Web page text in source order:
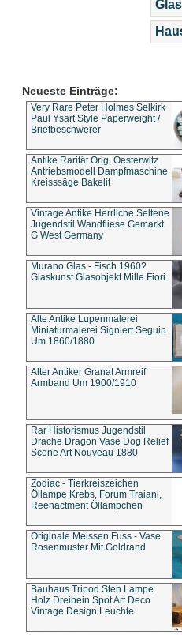
Neueste Einträge:
Very Rare Peter Holmes Selkirk
Paul Ysart Style Paperweight /
Briefbeschwerer
Antike Rarität Orig. Oesterwitz
Antriebsmodell Dampfmaschine
Kreisssäge Bakelit
Vintage Antike Herrliche Seltene
Jugendstil Wandfliese Gemarkt
G West Germany
Murano Glas - Fisch 1960?
Glaskunst Glasobjekt Mille Fiori
Alte Antike Lupenmalerei
Miniaturmalerei Signiert Seguin
Um 1860/1880
Alter Antiker Granat Armreif
Armband Um 1900/1910
Rar Historismus Jugendstil
Drache Dragon Vase Dog Relief
Scene Art Nouveau 1880
Zodiac - Tierkreiszeichen
Öllampe Krebs, Forum Traiani,
Reenactment Öllämpchen
Originale Meissen Fuss - Vase
Rosenmuster Mit Goldrand
Bauhaus Tripod Steh Lampe
Holz Dreibein Spot Art Deco
Vintage Design Leuchte